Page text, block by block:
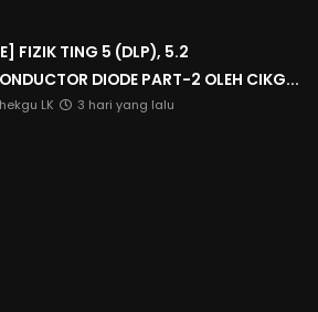
FIZIK TING 5 (DLP), 5.2
DIODE PART-2 OLEH CIKG...
LK 3 hari yang lalu